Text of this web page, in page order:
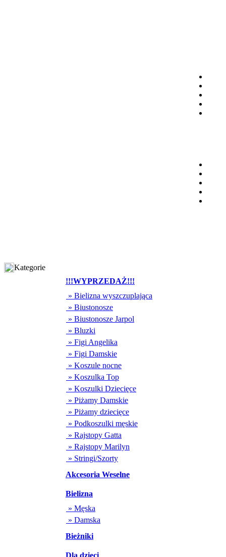
Kategorie
!!!WYPRZEDAŻ!!!
» Bielizna wyszczuplająca
» Biustonosze
» Biustonosze Jarpol
» Bluzki
» Figi Angelika
» Figi Damskie
» Koszule nocne
» Koszulka Top
» Koszulki Dziecięce
» Piżamy Damskie
» Piżamy dziecięce
» Podkoszulki męskie
» Rajstopy Gatta
» Rajstopy Marilyn
» Stringi/Szorty
Akcesoria Weselne
Bielizna
» Męska
» Damska
Bieżniki
Dla dzieci